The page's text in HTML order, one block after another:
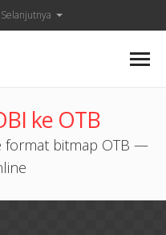
Selanjutnya
ke OTB
format bitmap OTB —